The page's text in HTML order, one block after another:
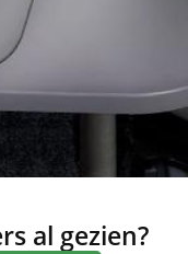
al gezien?